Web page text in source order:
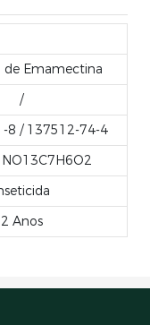
de Emamectina
/
8 / 137512-74-4
2 Anos